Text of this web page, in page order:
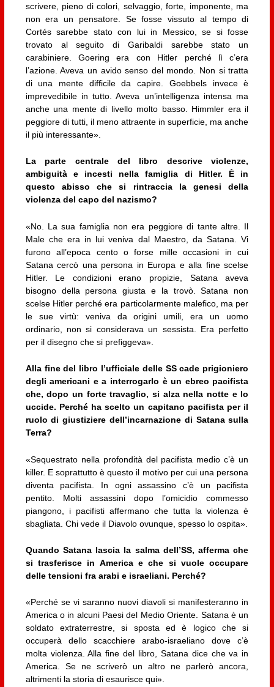
scrivere, pieno di colori, selvaggio, forte, imponente, ma
non era un pensatore. Se fosse vissuto al tempo di
Cortés sarebbe stato con lui in Messico, se si fosse
trovato al seguito di Garibaldi sarebbe stato un
carabiniere. Goering era con Hitler perché lì c’era
l’azione. Aveva un avido senso del mondo. Non si tratta
di una mente difficile da capire. Goebbels invece è
imprevedibile in tutto. Aveva un’intelligenza intensa ma
anche una mente di livello molto basso. Himmler era il
peggiore di tutti, il meno attraente in superficie, ma anche
il più interessante».
La parte centrale del libro descrive violenze,
ambiguità e incesti nella famiglia di Hitler. È in
questo abisso che si rintraccia la genesi della
violenza del capo del nazismo?
«No. La sua famiglia non era peggiore di tante altre. Il
Male che era in lui veniva dal Maestro, da Satana. Vi
furono all’epoca cento o forse mille occasioni in cui
Satana cercò una persona in Europa e alla fine scelse
Hitler. Le condizioni erano propizie, Satana aveva
bisogno della persona giusta e la trovò. Satana non
scelse Hitler perché era particolarmente malefico, ma per
le sue virtù: veniva da origini umili, era un uomo
ordinario, non si considerava un sessista. Era perfetto
per il disegno che si prefiggeva».
Alla fine del libro l’ufficiale delle SS cade prigioniero
degli americani e a interrogarlo è un ebreo pacifista
che, dopo un forte travaglio, si alza nella notte e lo
uccide. Perché ha scelto un capitano pacifista per il
ruolo di giustiziere dell’incarnazione di Satana sulla
Terra?
«Sequestrato nella profondità del pacifista medio c’è un
killer. E soprattutto è questo il motivo per cui una persona
diventa pacifista. In ogni assassino c’è un pacifista
pentito. Molti assassini dopo l’omicidio commesso
piangono, i pacifisti affermano che tutta la violenza è
sbagliata. Chi vede il Diavolo ovunque, spesso lo ospita».
Quando Satana lascia la salma dell’SS, afferma che
si trasferisce in America e che si vuole occupare
delle tensioni fra arabi e israeliani. Perché?
«Perché se vi saranno nuovi diavoli si manifesteranno in
America o in alcuni Paesi del Medio Oriente. Satana è un
soldato extraterrestre, si sposta ed è logico che si
occuperà dello scacchiere arabo-israeliano dove c’è
molta violenza. Alla fine del libro, Satana dice che va in
America. Se ne scriverò un altro ne parlerò ancora,
altrimenti la storia di esaurisce qui».